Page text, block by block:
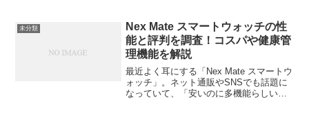
未分類
Nex Mate スマートウォッチの性
能と評判を調査！コスパや健康管
理機能を解説
最近よく耳にする「Nex Mate スマートウ
ォッチ」。ネット通販やSNSでも話題に
なっていて、「安いのに多機能らしい」